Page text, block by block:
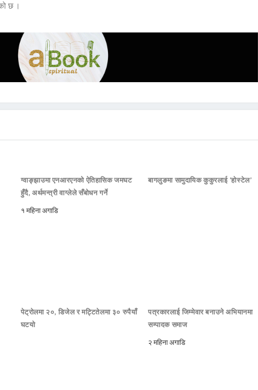
छ ।
ग्वाङ्झाउमा एनआरएनको ऐतिहासिक जमघट
हुँदै, अर्थमन्त्री वाग्लेले सँबोधन गर्ने
१ महिना अगाडि
बागलुङमा सामुदायिक कुकुरलाई ‘होस्टेल’
पेट्रोलमा २०, डिजेल र मट्टितेलमा ३० रुपैयाँ
घटयो
पत्रकारलाई जिम्मेवार बनाउने अभियानमा
सम्पादक समाज
२ महिना अगाडि